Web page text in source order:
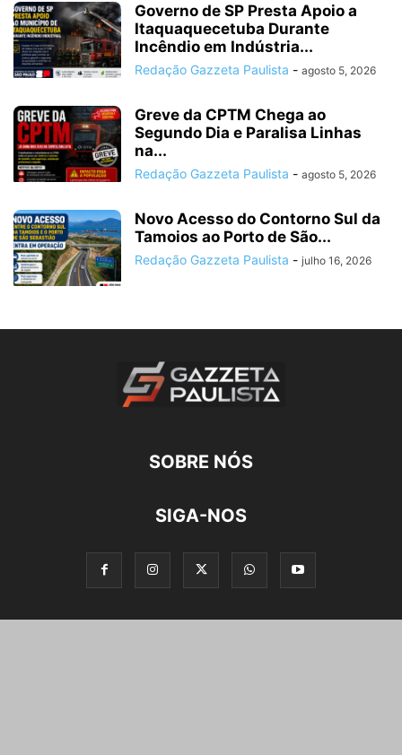
Governo de SP Presta Apoio a
Itaquaquecetuba Durante
Incêndio em Indústria...
Redação Gazzeta Paulista - agosto 5, 2026
Greve da CPTM Chega ao
Segundo Dia e Paralisa Linhas
na...
Redação Gazzeta Paulista - agosto 5, 2026
Novo Acesso do Contorno Sul da
Tamoios ao Porto de São...
Redação Gazzeta Paulista - julho 16, 2026
SOBRE NÓS
SIGA-NOS